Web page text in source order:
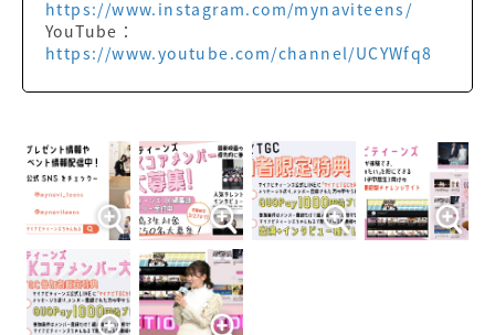
https://www.instagram.com/mynaviteens/
YouTube：
https://www.youtube.com/channel/UCYWfq8